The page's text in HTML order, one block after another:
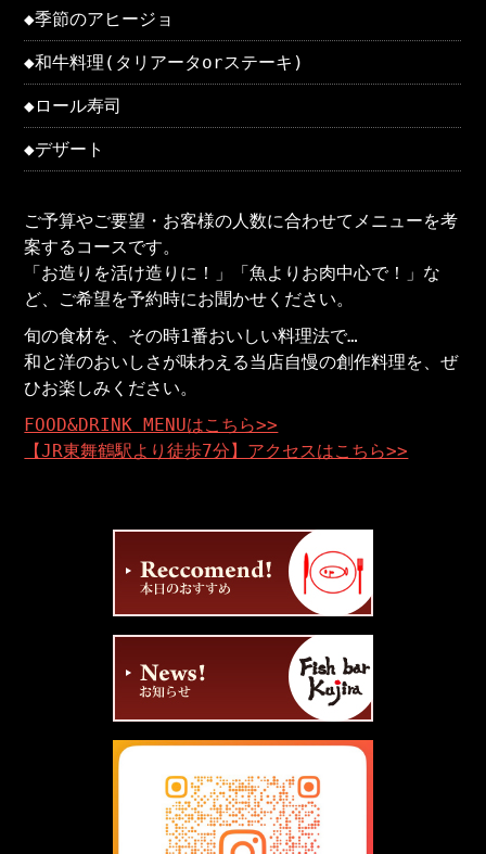
◆季節のアヒージョ
◆和牛料理(タリアータorステーキ)
◆ロール寿司
◆デザート
ご予算やご要望・お客様の人数に合わせてメニューを考
案するコースです。
「お造りを活け造りに！」「魚よりお肉中心で！」な
ど、ご希望を予約時にお聞かせください。
旬の食材を、その時1番おいしい料理法で…
和と洋のおいしさが味わえる当店自慢の創作料理を、ぜ
ひお楽しみください。
FOOD&DRINK MENUはこちら>>
【JR東舞鶴駅より徒歩7分】アクセスはこちら>>